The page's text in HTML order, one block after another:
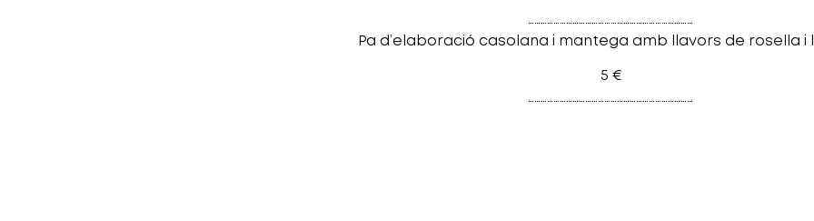
……………………………………………………………………
Pa d’elaboració casolana i mantega amb llavors de rosella i
5 €
……………………………………………………………………